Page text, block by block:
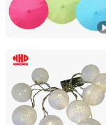
Fuzhou Huikaihua
Fujian, China